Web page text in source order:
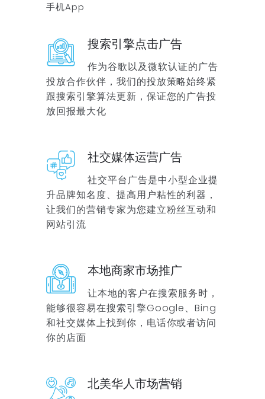
手机App
搜索引擎点击广告
作为谷歌以及微软认证的广告
投放合作伙伴，我们的投放策略始终紧
跟搜索引擎算法更新，保证您的广告投
放回报最大化
社交媒体运营广告
社交平台广告是中小型企业提
升品牌知名度、提高用户粘性的利器，
让我们的营销专家为您建立粉丝互动和
网站引流
本地商家市场推广
让本地的客户在搜索服务时，
能够很容易在搜索引擎Google、Bing
和社交媒体上找到你，电话你或者访问
你的店面
北美华人市场营销